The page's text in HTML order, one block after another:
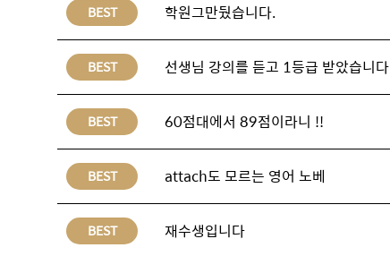
BEST 학원그만뒀습니다.
BEST 선생님 강의를 듣고 1등급 받았습니다
BEST 60점대에서 89점이라니 !!
BEST attach도 모르는 영어 노베
BEST 재수생입니다